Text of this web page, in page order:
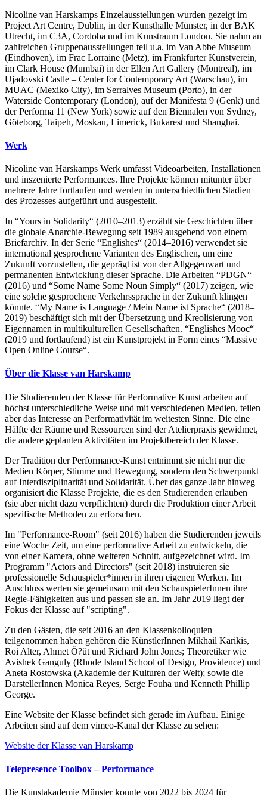
Nicoline van Harskamps Einzelausstellungen wurden gezeigt im
Project Art Centre, Dublin, in der Kunsthalle Münster, in der BAK
Utrecht, im C3A, Cordoba und im Kunstraum London. Sie nahm an
zahlreichen Gruppenausstellungen teil u.a. im Van Abbe Museum
(Eindhoven), im Frac Lorraine (Metz), im Frankfurter Kunstverein,
im Clark House (Mumbai) in der Ellen Art Gallery (Montreal), im
Ujadovski Castle – Center for Contemporary Art (Warschau), im
MUAC (Mexiko City), im Serralves Museum (Porto), in der
Waterside Contemporary (London), auf der Manifesta 9 (Genk) und
der Performa 11 (New York) sowie auf den Biennalen von Sydney,
Göteborg, Taipeh, Moskau, Limerick, Bukarest und Shanghai.
Werk
Nicoline van Harskamps Werk umfasst Videoarbeiten, Installationen
und inszenierte Performances. Ihre Projekte können mitunter über
mehrere Jahre fortlaufen und werden in unterschiedlichen Stadien
des Prozesses aufgeführt und ausgestellt.
In “Yours in Solidarity“ (2010–2013) erzählt sie Geschichten über
die globale Anarchie-Bewegung seit 1989 ausgehend von einem
Briefarchiv. In der Serie “Englishes“ (2014–2016) verwendet sie
international gesprochene Varianten des Englischen, um eine
Zukunft vorzustellen, die geprägt ist von der Allgegenwart und
permanenten Entwicklung dieser Sprache. Die Arbeiten “PDGN“
(2016) und “Some Name Some Noun Simply“ (2017) zeigen, wie
eine solche gesprochene Verkehrssprache in der Zukunft klingen
könnte. “My Name is Language / Mein Name ist Sprache“ (2018–
2019) beschäftigt sich mit der Übersetzung und Kreolisierung von
Eigennamen in multikulturellen Gesellschaften. “Englishes Mooc“
(2019 und fortlaufend) ist ein Kunstprojekt in Form eines “Massive
Open Online Course“.
Über die Klasse van Harskamp
Die Studierenden der Klasse für Performative Kunst arbeiten auf
höchst unterschiedliche Weise und mit verschiedenen Medien, teilen
aber das Interesse an Performativität im weitesten Sinne. Die eine
Hälfte der Räume und Ressourcen sind der Atelierpraxis gewidmet,
die andere geplanten Aktivitäten im Projektbereich der Klasse.
Der Tradition der Performance-Kunst entnimmt sie nicht nur die
Medien Körper, Stimme und Bewegung, sondern den Schwerpunkt
auf Interdisziplinarität und Solidarität. Über das ganze Jahr hinweg
organisiert die Klasse Projekte, die es den Studierenden erlauben
(sie aber nicht dazu verpflichten) durch die Produktion einer Arbeit
spezifische Methoden zu erforschen.
Im "Performance-Room" (seit 2016) haben die Studierenden jeweils
eine Woche Zeit, um eine performative Arbeit zu entwickeln, die
von einer Kamera, ohne weiteren Schnitt, aufgezeichnet wird. Im
Programm "Actors and Directors" (seit 2018) instruieren sie
professionelle Schauspieler*innen in ihren eigenen Werken. Im
Anschluss werten sie gemeinsam mit den SchauspielerInnen ihre
Regie-Fähigkeiten aus und passen sie an. Im Jahr 2019 liegt der
Fokus der Klasse auf "scripting".
Zu den Gästen, die seit 2016 an den Klassenkolloquien
teilgenommen haben gehören die KünstlerInnen Mikhail Karikis,
Roi Alter, Ahmet Ö?üt und Richard John Jones; Theoretiker wie
Avishek Ganguly (Rhode Island School of Design, Providence) und
Aneta Rostowska (Akademie der Kulturen der Welt); sowie die
DarstellerInnen Monica Reyes, Serge Fouha und Kenneth Phillip
George.
Eine Website der Klasse befindet sich gerade im Aufbau. Einige
Arbeiten sind auf dem vimeo-Kanal der Klasse zu sehen:
Website der Klasse van Harskamp
Telepresence Toolbox – Performance
Die Kunstakademie Münster konnte von 2022 bis 2024 für